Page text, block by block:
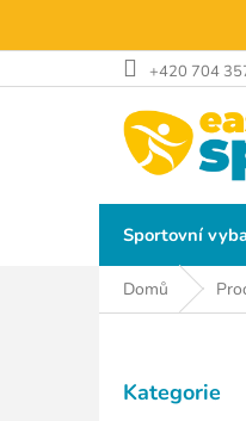
obsah
+420 704
Sportovní
Domů
P
kategorie
Kategorie